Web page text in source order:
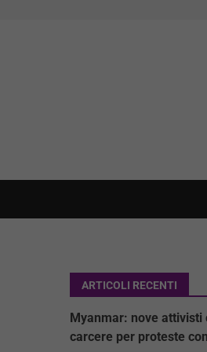
ARTICOLI RECENTI
Myanmar: nove attivisti
carcere per proteste